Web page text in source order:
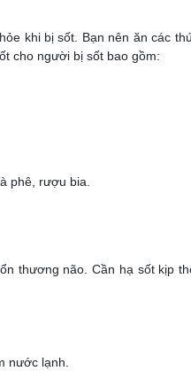
khi bị sốt. Bạn nên ăn các
cho người bị sốt bao gồm:
phê, rượu bia.
thương não. Cần hạ sốt kịp
nước lạnh.